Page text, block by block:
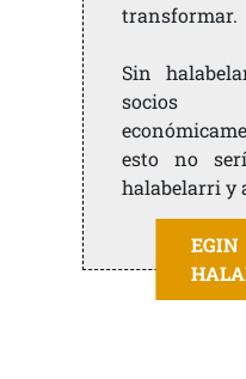
transformar.
Sin
socios
esto no
halabelarri y